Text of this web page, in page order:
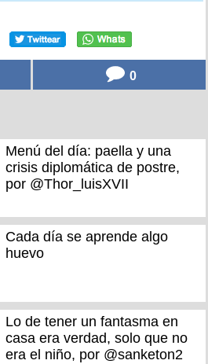
0
Menú del día: paella y una
crisis diplomática de postre,
por @Thor_luisXVII
Cada día se aprende algo
huevo
Lo de tener un fantasma en
casa era verdad, solo que no
era el niño, por @sanketon2